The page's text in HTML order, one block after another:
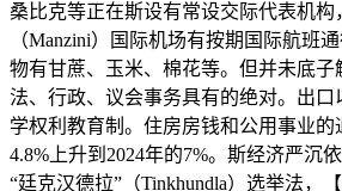
桑比克等正在斯设有常设交际代表机构
（Manzini）国际机场有按期国际航班
物有甘蔗、玉米、棉花等。但并未底子
法、行政、议会事务具有的绝对。出
学权利教育制。住房房钱和公用事业的
4.8%上升到2024年的7%。斯经济严沉
“廷克汉德拉”（Tinkhundla）选举法，